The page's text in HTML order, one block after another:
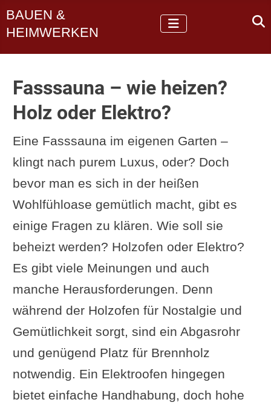
BAUEN &
HEIMWERKEN
Fasssauna – wie heizen?
Holz oder Elektro?
Eine Fasssauna im eigenen Garten –
klingt nach purem Luxus, oder? Doch
bevor man es sich in der heißen
Wohlfühloase gemütlich macht, gibt es
einige Fragen zu klären. Wie soll sie
beheizt werden? Holzofen oder Elektro?
Es gibt viele Meinungen und auch
manche Herausforderungen. Denn
während der Holzofen für Nostalgie und
Gemütlichkeit sorgt, sind ein Abgasrohr
und genügend Platz für Brennholz
notwendig. Ein Elektroofen hingegen
bietet einfache Handhabung, doch hohe